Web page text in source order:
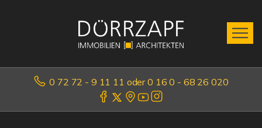
0 72 72 - 9 11 11 oder 0 16 0 - 68 26 020